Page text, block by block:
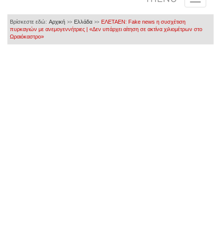
Βρίσκεστε εδώ: Αρχική >> Ελλάδα >> ΕΛΕΤΑΕΝ: Fake news η συσχέτιση
πυρκαγιών με ανεμογεννήτριες | «Δεν υπάρχει αίτηση σε ακτίνα χιλιομέτρων στο
Ωραιόκαστρο»